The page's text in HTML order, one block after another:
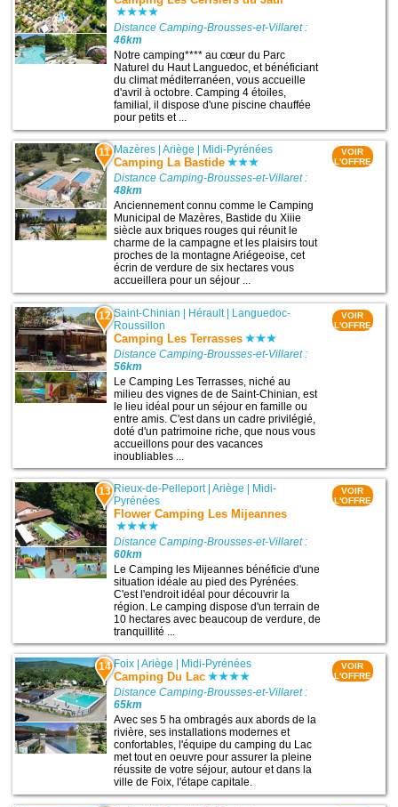
Distance Camping-Brousses-et-Villaret :
46km
Notre camping**** au cœur du Parc
Naturel du Haut Languedoc, et bénéficiant
du climat méditerranéen, vous accueille
d'avril à octobre. Camping 4 étoiles,
familial, il dispose d'une piscine chauffée
pour petits et ...
11 Mazères |Ariège Midi-Pyrénées
Camping La Bastide
Distance Camping-Brousses-et-Villaret :
48km
Anciennement connu comme le Camping
Municipal de Mazères, Bastide du Xiiie
siècle aux briques rouges qui réunit le
charme de la campagne et les plaisirs tout
proches de la montagne Ariégeoise, cet
écrin de verdure de six hectares vous
accueillera pour un séjour ...
VOIR
L'OFFRE
12 Saint-Chinian | Hérault| Languedoc-
Roussillon
Camping Les Terrasses
Distance Camping-Brousses-et-Villaret :
56km
Le Camping Les Terrasses, niché au
milieu des vignes de de Saint-Chinian, est
le lieu idéal pour un séjour en famille ou
entre amis. C'est dans un cadre privilégié,
doté d'un patrimoine riche, que nous vous
accueillons pour des vacances
inoubliables ...
VOIR
L'OFFRE
13 Rieux-de-Pelleport|Ariège | Midi-
Pyrénées
Flower Camping Les Mijeannes
Distance Camping-Brousses-et-Villaret :
60km
Le Camping les Mijeannes bénéficie d'une
situation idéale au pied des Pyrénées.
C'est l'endroit idéal pour découvrir la
région. Le camping dispose d'un terrain de
10 hectares avec beaucoup de verdure, de
tranquillité ...
VOIR
L'OFFRE
14 Foix |Ariège Midi-Pyrénées
Camping Du Lac
Distance Camping-Brousses-et-Villaret :
65km
Avec ses 5 ha ombragés aux abords de la
rivière, ses installations modernes et
confortables, l'équipe du camping du Lac
met tout en oeuvre pour assurer la pleine
réussite de votre séjour, autour et dans la
ville de Foix, l'étape capitale.
VOIR
L'OFFRE